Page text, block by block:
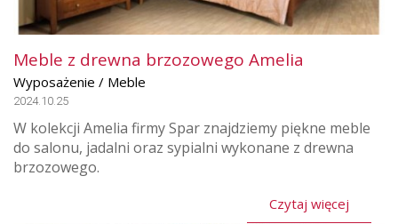
Meble z drewna brzozowego Amelia
Wyposażenie / Meble
2024.10.25
W kolekcji Amelia firmy Spar znajdziemy piękne meble
do salonu, jadalni oraz sypialni wykonane z drewna
brzozowego.
Czytaj więcej